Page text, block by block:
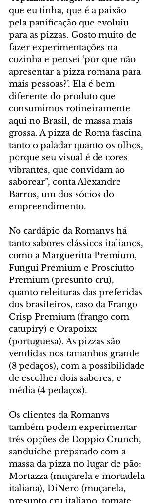
que eu tinha, que é a paixão
pela panificação que evoluiu
para as pizzas. Gosto muito de
fazer experimentações na
cozinha e pensei ‘por que não
apresentar a pizza romana para
mais pessoas?’. Ela é bem
diferente do produto que
consumimos rotineiramente
aqui no Brasil, de massa mais
grossa. A pizza de Roma fascina
tanto o paladar quanto os olhos,
porque seu visual é de cores
vibrantes, que convidam ao
saborear”, conta Alexandre
Barros, um dos sócios do
empreendimento.
No cardápio da Romanvs há
tanto sabores clássicos italianos,
como a Margueritta Premium,
Fungui Premium e Prosciutto
Premium (presunto cru),
quanto releituras das preferidas
dos brasileiros, caso da Frango
Crisp Premium (frango com
catupiry) e Orapoixx
(portuguesa). As pizzas são
vendidas nos tamanhos grande
(8 pedaços), com a possibilidade
de escolher dois sabores, e
média (4 pedaços).
Os clientes da Romanvs
também podem experimentar
três opções de Doppio Crunch,
sanduíche preparado com a
massa da pizza no lugar de pão:
Mortazza (muçarela e mortadela
italiana), DiNero (muçarela,
presunto cru italiano, tomate